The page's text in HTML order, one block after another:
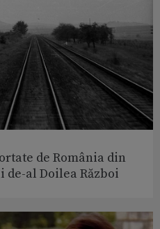
de România din
al Doilea Război